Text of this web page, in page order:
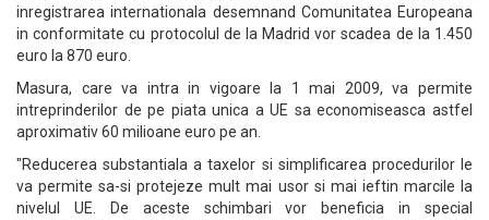
inregistrarea internationala desemnand Comunitatea Europeana
in conformitate cu protocolul de la Madrid vor scadea de la 1.450
euro la 870 euro.
Masura, care va intra in vigoare la 1 mai 2009, va permite
intreprinderilor de pe piata unica a UE sa economiseasca astfel
aproximativ 60 milioane euro pe an.
"Reducerea substantiala a taxelor si simplificarea procedurilor le
va permite sa-si protejeze mult mai usor si mai ieftin marcile la
nivelul UE. De aceste schimbari vor beneficia in special